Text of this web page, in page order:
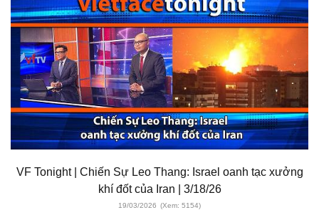
VF Tonight | Chiến Sự Leo Thang: Israel oanh tạc xưởng
khí đốt của Iran | 3/18/26
19/03/2026 (Xem: 5154)